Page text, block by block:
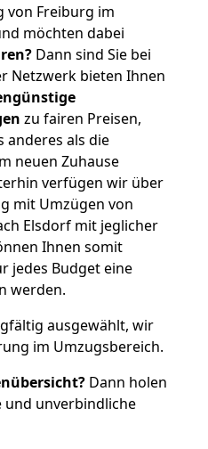
von Freiburg im
möchten dabei
Dann sind Sie bei
Netzwerk bieten Ihnen
zu fairen Preisen,
anderes als die
neuen Zuhause
verfügen wir über
mit Umzügen von
Elsdorf mit jeglicher
Ihnen somit
jedes Budget eine
werden.
ausgewählt, wir
im Umzugsbereich.
Dann holen
und unverbindliche